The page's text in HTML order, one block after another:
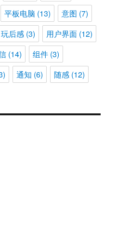
平板电脑 (13) 意图 (7)
玩后感 (3) 用户界面 (12)
(14) 组件 (3)
通知 (6) 随感 (12)